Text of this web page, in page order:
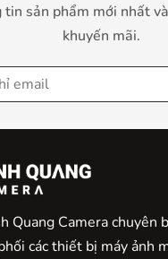
tin sản phẩm mới nhất
khuyến mãi.
Quang Camera chuyên
các thiết bị máy ảnh